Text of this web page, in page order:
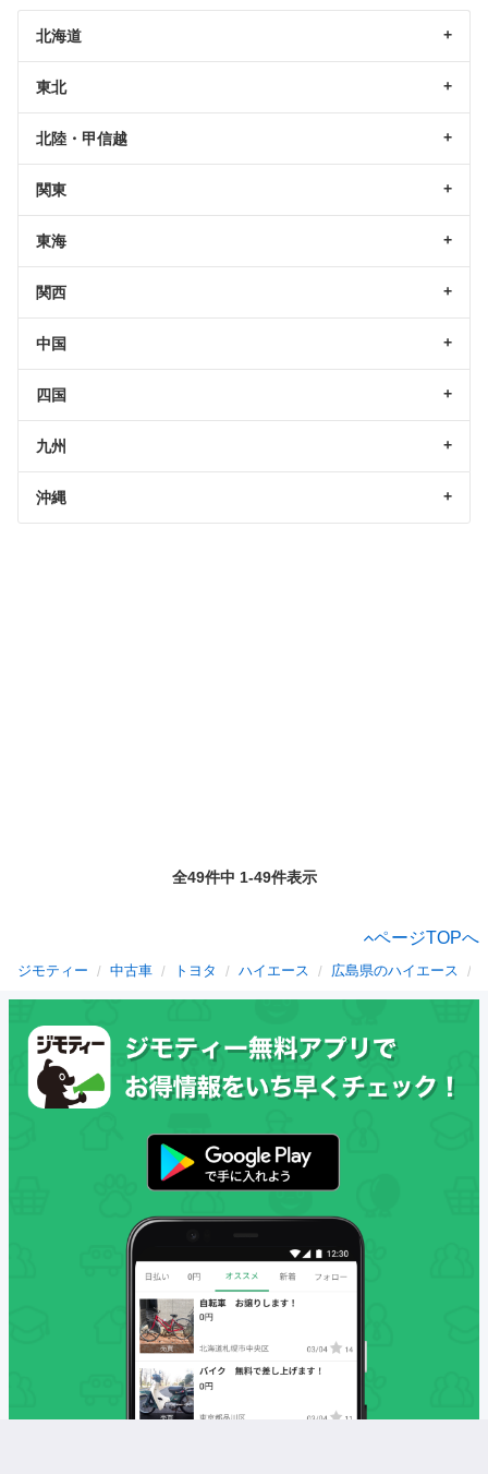
北海道
東北
北陸・甲信越
関東
東海
関西
中国
四国
九州
沖縄
全49件中 1-49件表示
ページTOPへ
ジモティー 中古車 トヨタ ハイエース 広島県のハイエース